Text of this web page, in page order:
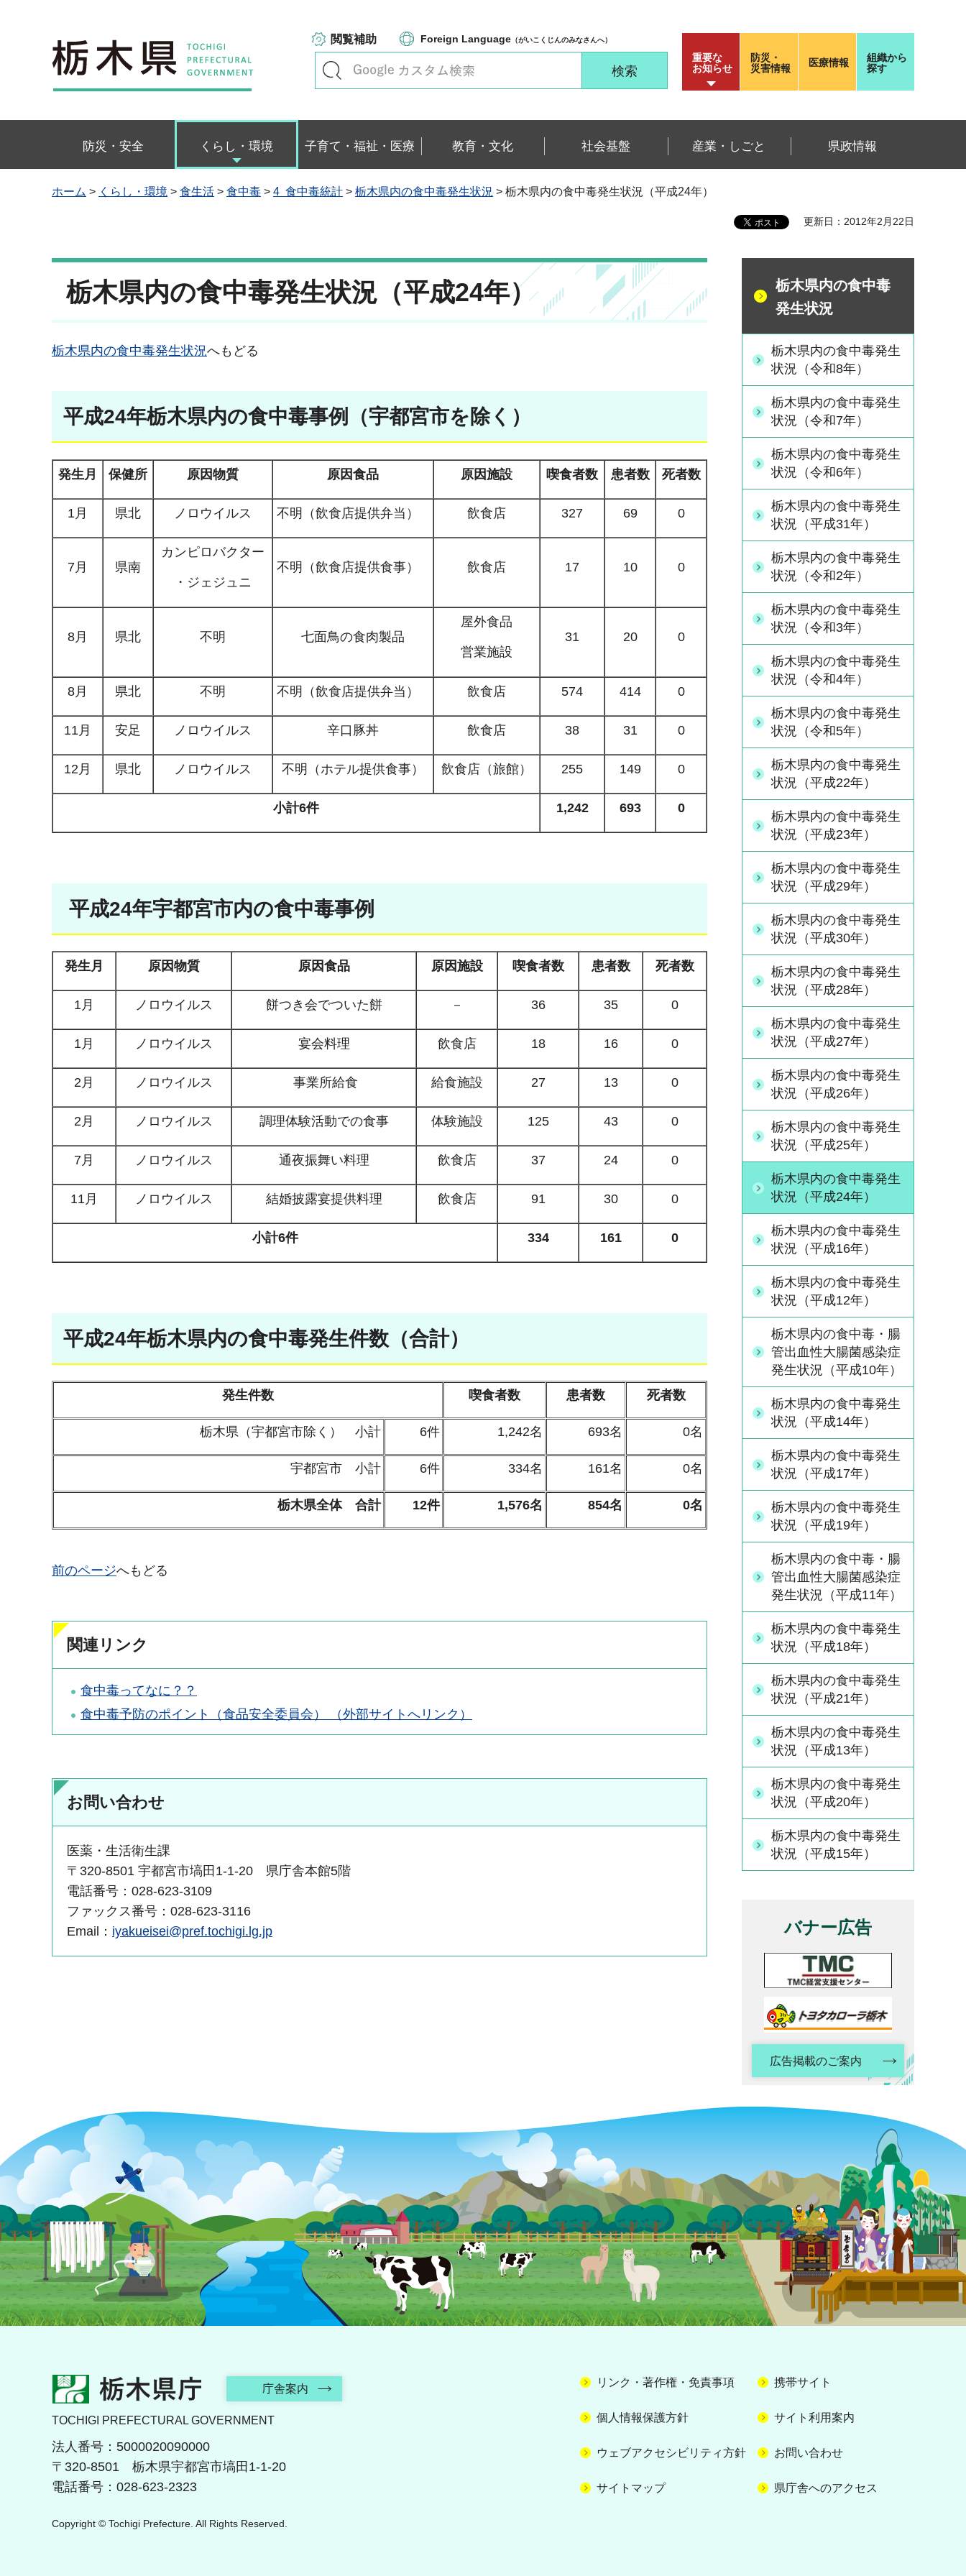
栃木県
閲覧補助 Foreign Language （がいこくじんのみなさんへ）
重要な
お知らせ
防災・
災害情報
医療情報
組織から
探す
防災・安全 くらし・環境 子育て・福祉・医療 教育・文化 社会基盤 産業・しごと 県政情報
ホーム > くらし・環境 > 食生活 > 食中毒 > 4 食中毒統計 > 栃木県内の食中毒発生状況 > 栃木県内の食中毒発生状況（平成24年）
更新日：2012年2月22日
栃木県内の食中毒発生状況（平成24年）
栃木県内の食中毒発生状況へもどる
平成24年栃木県内の食中毒事例（宇都宮市を除く）
発生月 保健所 原因物質 原因食品 原因施設 喫食者数 患者数 死者数
1月 県北 ノロウイルス 不明（飲食店提供弁当） 飲食店 327 69 0
7月 県南
カンピロバクター
・ジェジュニ
不明（飲食店提供食事） 飲食店 17 10 0
8月 県北 不明 七面鳥の食肉製品
屋外食品
営業施設
31 20 0
8月 県北 不明 不明（飲食店提供弁当） 飲食店 574 414 0
11月 安足 ノロウイルス 辛口豚丼 飲食店 38 31 0
12月 県北 ノロウイルス 不明（ホテル提供食事） 飲食店（旅館） 255 149 0
小計6件 1,242 693 0
平成24年宇都宮市内の食中毒事例
発生月 原因物質 原因食品 原因施設 喫食者数 患者数 死者数
1月 ノロウイルス 餅つき会でついた餅 － 36 35 0
1月 ノロウイルス 宴会料理 飲食店 18 16 0
2月 ノロウイルス 事業所給食 給食施設 27 13 0
2月 ノロウイルス 調理体験活動での食事 体験施設 125 43 0
7月 ノロウイルス 通夜振舞い料理 飲食店 37 24 0
11月 ノロウイルス 結婚披露宴提供料理 飲食店 91 30 0
小計6件 334 161 0
平成24年栃木県内の食中毒発生件数（合計）
発生件数 喫食者数 患者数 死者数
栃木県（宇都宮市除く） 小計 6件 1,242名 693名 0名
宇都宮市 小計 6件 334名 161名 0名
栃木県全体 合計 12件 1,576名 854名 0名
前のページへもどる
関連リンク
食中毒ってなに？？
食中毒予防のポイント（食品安全委員会） （外部サイトへリンク）
お問い合わせ
医薬・生活衛生課
〒320-8501 宇都宮市塙田1-1-20 県庁舎本館5階
電話番号：028-623-3109
ファックス番号：028-623-3116
Email： iyakueisei@pref.tochigi.lg.jp
栃木県内の食中毒
発生状況
栃木県内の食中毒発生
状況（令和8年）
栃木県内の食中毒発生
状況（令和7年）
栃木県内の食中毒発生
状況（令和6年）
栃木県内の食中毒発生
状況（平成31年）
栃木県内の食中毒発生
状況（令和2年）
栃木県内の食中毒発生
状況（令和3年）
栃木県内の食中毒発生
状況（令和4年）
栃木県内の食中毒発生
状況（令和5年）
栃木県内の食中毒発生
状況（平成22年）
栃木県内の食中毒発生
状況（平成23年）
栃木県内の食中毒発生
状況（平成29年）
栃木県内の食中毒発生
状況（平成30年）
栃木県内の食中毒発生
状況（平成28年）
栃木県内の食中毒発生
状況（平成27年）
栃木県内の食中毒発生
状況（平成26年）
栃木県内の食中毒発生
状況（平成25年）
栃木県内の食中毒発生
状況（平成24年）
栃木県内の食中毒発生
状況（平成16年）
栃木県内の食中毒発生
状況（平成12年）
栃木県内の食中毒・腸
管出血性大腸菌感染症
発生状況（平成10年）
栃木県内の食中毒発生
状況（平成14年）
栃木県内の食中毒発生
状況（平成17年）
栃木県内の食中毒発生
状況（平成19年）
栃木県内の食中毒・腸
管出血性大腸菌感染症
発生状況（平成11年）
栃木県内の食中毒発生
状況（平成18年）
栃木県内の食中毒発生
状況（平成21年）
栃木県内の食中毒発生
状況（平成13年）
栃木県内の食中毒発生
状況（平成20年）
栃木県内の食中毒発生
状況（平成15年）
バナー広告
広告掲載のご案内
栃木県庁 庁舎案内
TOCHIGI PREFECTURAL GOVERNMENT
法人番号：5000020090000
〒320-8501 栃木県宇都宮市塙田1-1-20
電話番号：028-623-2323
リンク・著作権・免責事項 携帯サイト
個人情報保護方針 サイト利用案内
ウェブアクセシビリティ方針 お問い合わせ
サイトマップ 県庁舎へのアクセス
Copyright © Tochigi Prefecture. All Rights Reserved.